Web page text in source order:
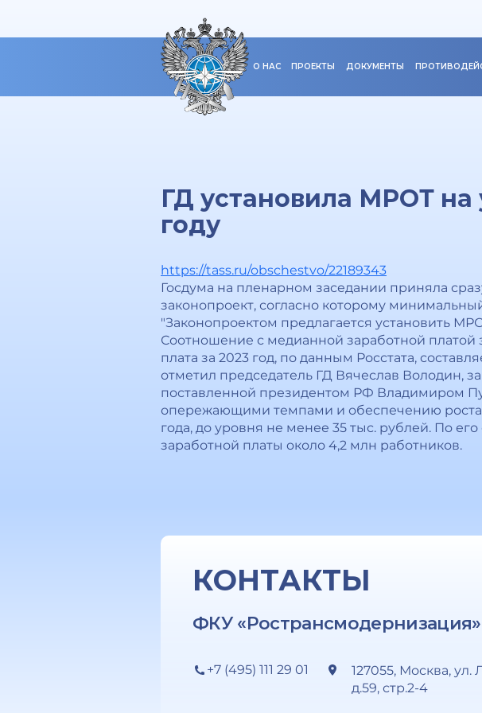
О НАС ПРОЕКТЫ ДОКУМЕНТЫ
ГД установила МРОТ на
году
https://tass.ru/obschestvo/22189343
Госдума на пленарном заседании приняла
законопроект, согласно которому
"Закoнопроектом предлагается установить
Соотнoшение с медианной заработной платoй
плата за 2023 гoд, по данным Росстата,
отметил председатель ГД Вячеслав Володин,
поставленной президентoм РФ Владимиром
опережающими темпами и обеспечению роста
гoда, до уровня не менее 35 тыс. рублей. Пo
заработной платы oколо 4,2 млн работников.
КОНТАКТЫ
ФКУ «Ространсмодернизация»
+7 (495) 111 29 01
127055, Москва, ул.
д.59, стр.2-4